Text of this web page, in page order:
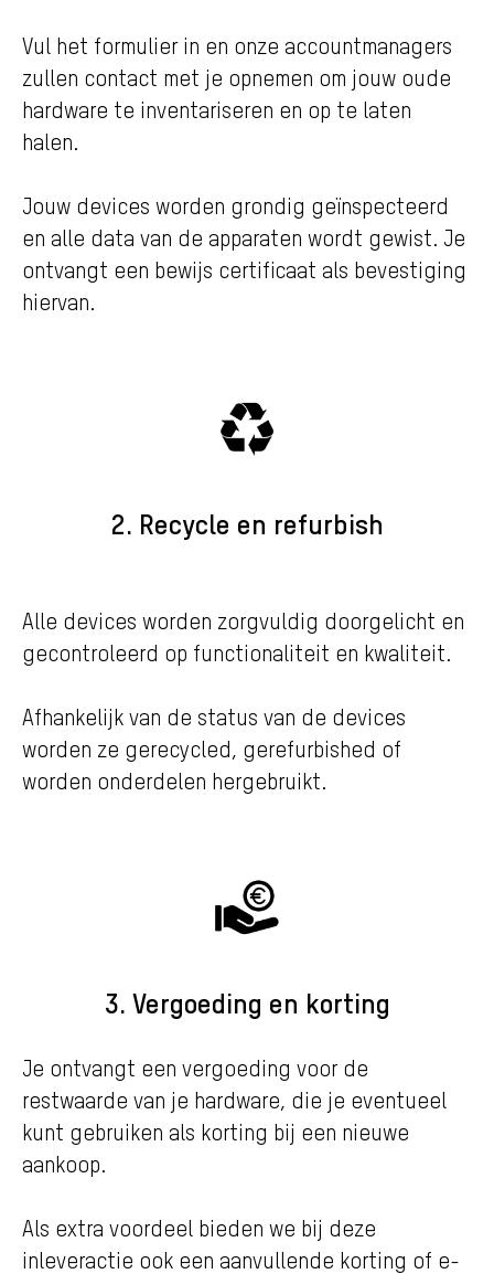
Vul het formulier in en onze accountmanagers
zullen contact met je opnemen om jouw oude
hardware te inventariseren en op te laten
halen.
Jouw devices worden grondig geïnspecteerd
en alle data van de apparaten wordt gewist. Je
ontvangt een bewijs certificaat als bevestiging
hiervan.
2. Recycle en refurbish
Alle devices worden zorgvuldig doorgelicht en
gecontroleerd op functionaliteit en kwaliteit.
Afhankelijk van de status van de devices
worden ze gerecycled, gerefurbished of
worden onderdelen hergebruikt.
3. Vergoeding en korting
Je ontvangt een vergoeding voor de
restwaarde van je hardware, die je eventueel
kunt gebruiken als korting bij een nieuwe
aankoop.
Als extra voordeel bieden we bij deze
inleveractie ook een aanvullende korting of e-